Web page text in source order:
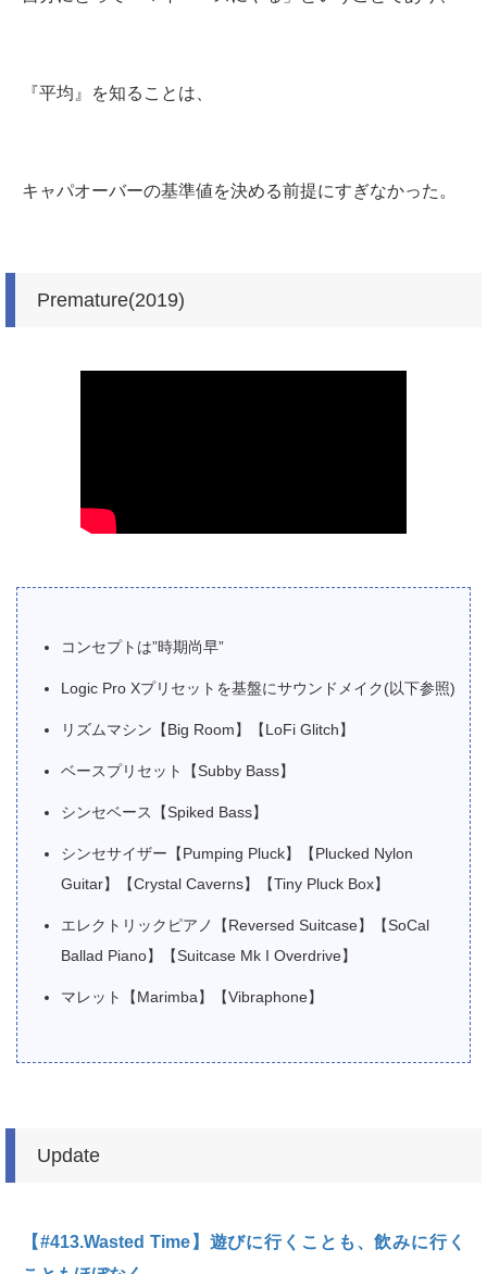
『平均』を知ることは、
キャパオーバーの基準値を決める前提にすぎなかった。
Premature(2019)
コンセプトは”時期尚早”
Logic Pro Xプリセットを基盤にサウンドメイク(以下参照)
リズムマシン【Big Room】【LoFi Glitch】
ベースプリセット【Subby Bass】
シンセベース【Spiked Bass】
シンセサイザー【Pumping Pluck】【Plucked Nylon
Guitar】【Crystal Caverns】【Tiny Pluck Box】
エレクトリックピアノ【Reversed Suitcase】【SoCal
Ballad Piano】【Suitcase Mk I Overdrive】
マレット【Marimba】【Vibraphone】
Update
【#413.Wasted Time】遊びに行くことも、飲みに行く